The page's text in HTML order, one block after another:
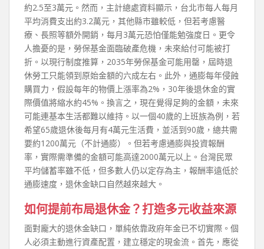
約2.5至3萬元。然而，主計總處資料顯示，台北市每人每月
平均消費支出約3.2萬元，其他縣市雖較低，但若考慮醫
療、長照等額外開銷，每月3萬元恐怕僅能勉強度日。更令
人擔憂的是，勞保基金面臨破產危機，未來給付可能被打
折。以現行制度推算，2035年勞保基金可能用罄，屆時退
休勞工只能領到原始金額的六成左右。此外，通膨每年侵蝕
購買力，假設每年的物價上漲率為2%，30年後退休金的實
際價值將縮水約45%。換言之，現在覺得足夠的金額，未來
可能連基本生活都難以維持。以一個40歲的上班族為例，若
希望65歲退休後每月有4萬元生活費，並活到90歲，總共需
要約1200萬元（不計通膨）。但若考慮通膨與投資報酬
率，實際需準備的金額可能高達2000萬元以上。台灣民眾
平均儲蓄率雖不低，但多數人仍以定存為主，報酬率遠低於
通膨速度，退休金缺口自然越來越大。
如何提前布局退休金？打造多元收益來源
面對龐大的退休金缺口，單純依靠政府年金已不切實際。個
人必須主動進行資產配置，建立穩定的現金流。首先，應從